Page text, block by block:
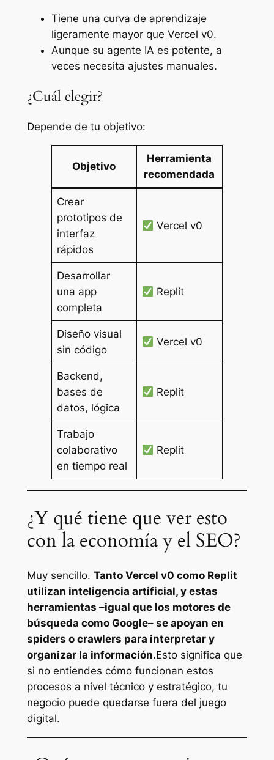
Tiene una curva de aprendizaje
ligeramente mayor que Vercel v0.
Aunque su agente IA es potente, a
veces necesita ajustes manuales.
¿Cuál elegir?
Depende de tu objetivo:
Objetivo
Herramienta
recomendada
Crear
prototipos de
interfaz
rápidos
Vercel v0
Desarrollar
una app
completa
Replit
Diseño visual
sin código
Vercel v0
Backend,
bases de
datos, lógica
Replit
Trabajo
colaborativo
en tiempo real
Replit
¿Y qué tiene que ver esto
con la economía y el SEO?
Muy sencillo. Tanto Vercel v0 como Replit
utilizan inteligencia artificial, y estas
herramientas –igual que los motores de
búsqueda como Google– se apoyan en
spiders o crawlers para interpretar y
organizar la información.Esto significa que
si no entiendes cómo funcionan estos
procesos a nivel técnico y estratégico, tu
negocio puede quedarse fuera del juego
digital.